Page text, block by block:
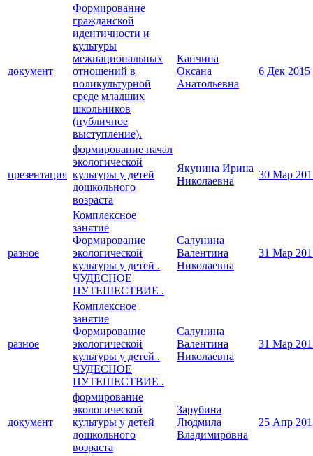
документ
Формирование
гражданской
идентичности и
культуры
межнациональных
отношений в
поликультурной
среде младших
школьников
(публичное
выступление).
Канчина
Оксана
Анатольевна
6 Дек 2015
презентация
формирование начал
экологической
культуры у детей
дошкольного
возраста
Якунина Ирина
Николаевна
30 Мар
разное
Комплексное
занятие
Формирование
экологической
культуры у детей .
ЧУДЕСНОЕ
ПУТЕШЕСТВИЕ .
Салунина
Валентина
Николаевна
31 Мар
разное
Комплексное
занятие
Формирование
экологической
культуры у детей .
ЧУДЕСНОЕ
ПУТЕШЕСТВИЕ .
Салунина
Валентина
Николаевна
31 Мар
документ
формирование
экологической
культуры у детей
дошкольного
возраста
Зарубина
Людмила
Владимировна
25 Апр